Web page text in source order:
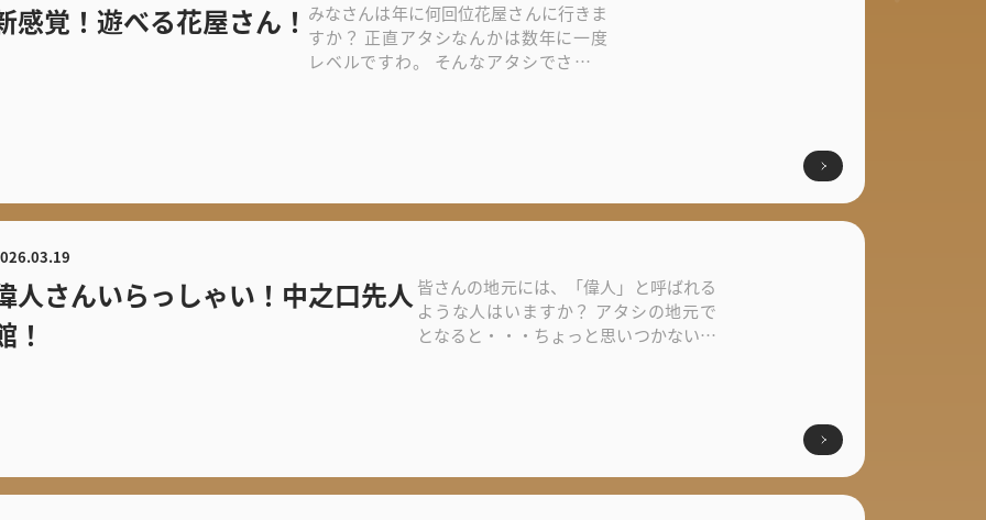
感覚！遊べる花屋さん！ みなさんは年に何回位花屋さんに行きま
すか？ 正直アタシなんかは数年に一度
レベルですわ。 そんなアタシでさえ、
人さんいらっしゃい！中之口先人
！
皆さんの地元には、「偉人」と呼ばれる
ような人はいますか？ アタシの地元で
となると・・・ちょっと思いつかないん